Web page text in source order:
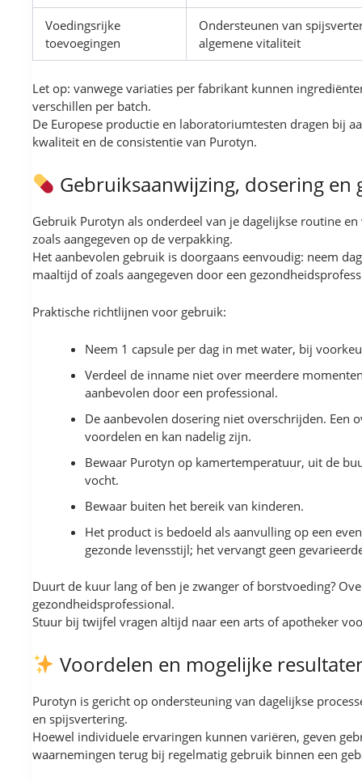
Voedingsrijke
toevoegingen
Ondersteunen van
algemene vitaliteit
Let op: vanwege variaties per fabrikant kunnen
verschillen per batch.
De Europese productie en laboratoriumtesten dragen bij
kwaliteit en de consistentie van Purotyn.
Gebruiksaanwijzing, dosering en
Gebruik Purotyn als onderdeel van je dagelijkse routine
zoals aangegeven op de verpakking.
Het aanbevolen gebruik is doorgaans eenvoudig: neem
maaltijd of zoals aangegeven door een
Praktische richtlijnen voor gebruik:
Neem 1 capsule per dag in met water, bij
Verdeel de inname niet over meerdere
aanbevolen door een professional.
De aanbevolen dosering niet overschrijden. Een
voordelen en kan nadelig zijn.
Bewaar Purotyn op kamertemperatuur, uit de
vocht.
Bewaar buiten het bereik van kinderen.
Het product is bedoeld als aanvulling op een
gezonde levensstijl; het vervangt geen
Duurt de kuur lang of ben je zwanger of borstvoeding?
gezondheidsprofessional.
Stuur bij twijfel vragen altijd naar een arts of apotheker
Voordelen en mogelijke
Purotyn is gericht op ondersteuning van dagelijkse
en spijsvertering.
Hoewel individuele ervaringen kunnen variëren, geven
waarnemingen terug bij regelmatig gebruik binnen een